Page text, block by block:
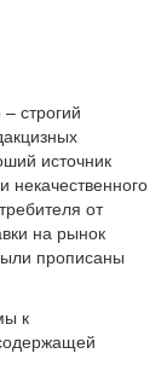
строгий
источник
некачественного
от
на рынок
прописаны
к